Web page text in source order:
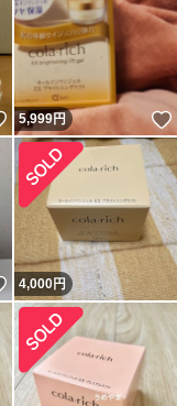
いいね！
5,999円
いいね！
4,000円